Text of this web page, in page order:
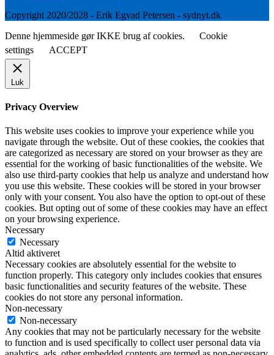
Copyright 2020/2028 - Erik Egvad Petersen - sydnyt.dk
Denne hjemmeside gør IKKE brug af cookies.
Cookie
settings
ACCEPT
Luk
Privacy Overview
This website uses cookies to improve your experience while you
navigate through the website. Out of these cookies, the cookies that
are categorized as necessary are stored on your browser as they are
essential for the working of basic functionalities of the website. We
also use third-party cookies that help us analyze and understand how
you use this website. These cookies will be stored in your browser
only with your consent. You also have the option to opt-out of these
cookies. But opting out of some of these cookies may have an effect
on your browsing experience.
Necessary
Necessary
Altid aktiveret
Necessary cookies are absolutely essential for the website to
function properly. This category only includes cookies that ensures
basic functionalities and security features of the website. These
cookies do not store any personal information.
Non-necessary
Non-necessary
Any cookies that may not be particularly necessary for the website
to function and is used specifically to collect user personal data via